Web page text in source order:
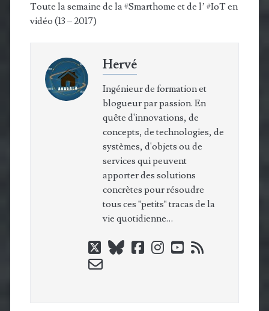
Toute la semaine de la #Smarthome et de l’ #IoT en
vidéo (13 – 2017)
Hervé
Ingénieur de formation et
blogueur par passion. En
quête d'innovations, de
concepts, de technologies, de
systèmes, d'objets ou de
services qui peuvent
apporter des solutions
concrètes pour résoudre
tous ces "petits" tracas de la
vie quotidienne…
twitterblueskyfacebook
instagram
youtube
rss
email-